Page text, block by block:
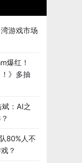
游戏市场
爆红！
》多抽
：AI之
80%人不
？